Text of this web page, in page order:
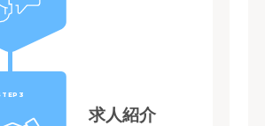
求人紹介